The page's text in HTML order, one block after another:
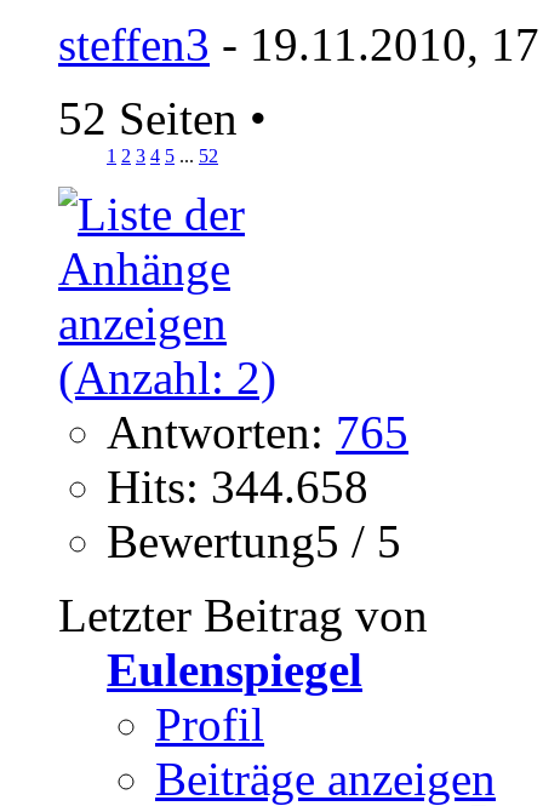
steffen3 - 19.11.2010,
52 Seiten •
1 2 3 4 5 ... 52
Antworten: 765
Hits: 344.658
Bewertung5 / 5
Letzter Beitrag von
Eulenspiegel
Profil
Beiträge anzeigen